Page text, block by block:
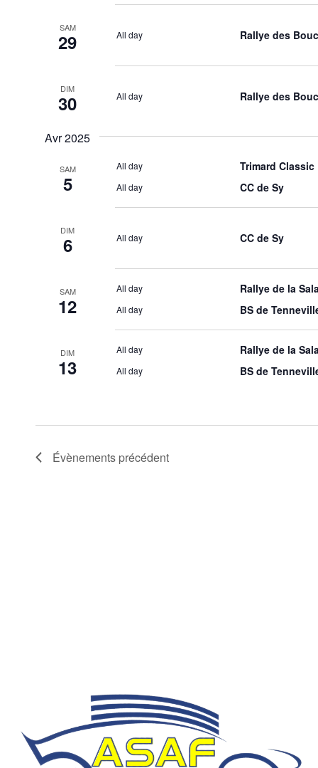
SAM
29 All day Rallye des
DIM
30 All day Rallye des
Avr 2025
SAM
5
All day Trimard Classic
All day CC de Sy
DIM
6 All day CC de Sy
SAM
12
All day Rallye de la
All day BS de
DIM
13
All day Rallye de la
All day BS de
Évènements précédent